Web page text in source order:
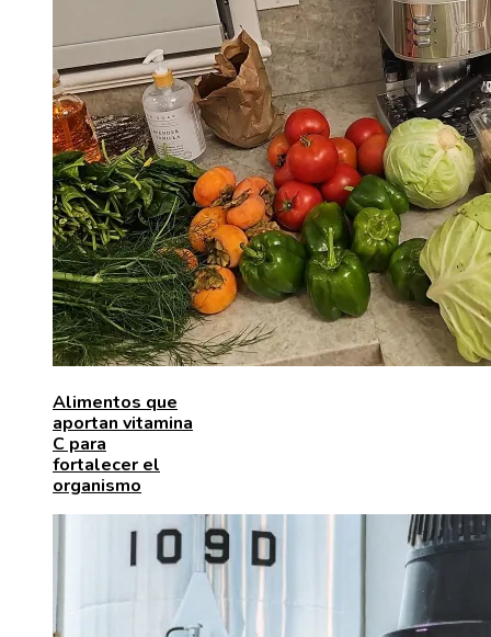
Alimentos que
aportan vitamina
C para
fortalecer el
organismo